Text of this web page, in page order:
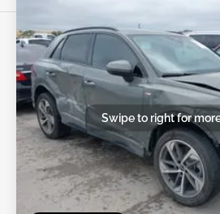
Swipe to right for